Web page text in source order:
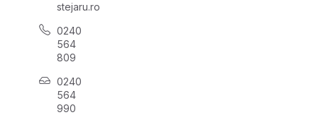
stejaru.ro
0240
564
809
0240
564
990